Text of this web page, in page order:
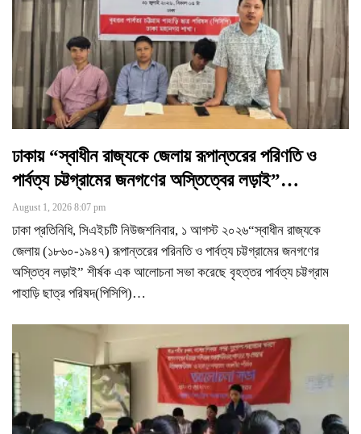
ঢাকায় “স্বাধীন রাজ্যকে জেলায় রূপান্তরের পরিণতি ও
পার্বত্য চট্টগ্রামের জনগণের অস্তিত্বের লড়াই”…
August 1, 2026 8:07 pm
ঢাকা প্রতিনিধি, সিএইচটি নিউজশনিবার, ১ আগস্ট ২০২৬“স্বাধীন রাজ্যকে
জেলায় (১৮৬০-১৯৪৭) রূপান্তরের পরিনতি ও পার্বত্য চট্টগ্রামের জনগণের
অস্তিত্ব লড়াই” শীর্ষক এক আলোচনা সভা করেছে বৃহত্তর পার্বত্য চট্টগ্রাম
পাহাড়ি ছাত্র পরিষদ(পিসিপি)…